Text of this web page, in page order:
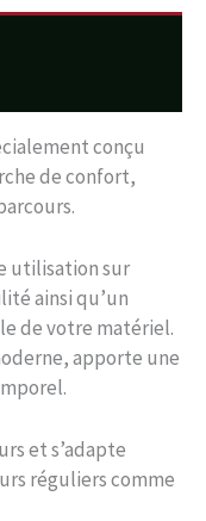
conçu
de confort,
utilisation sur
ainsi qu’un
de votre matériel.
apporte une
et s’adapte
réguliers comme